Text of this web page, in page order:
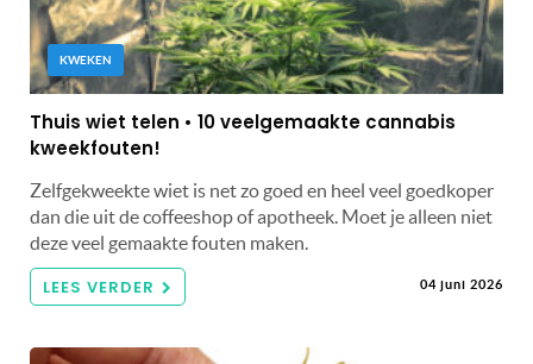
KWEKEN
Thuis wiet telen • 10 veelgemaakte cannabis
kweekfouten!
Zelfgekweekte wiet is net zo goed en heel veel goedkoper
dan die uit de coffeeshop of apotheek. Moet je alleen niet
deze veel gemaakte fouten maken.
LEES VERDER 04 juni 2026